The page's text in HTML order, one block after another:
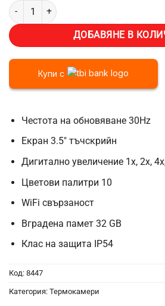
количество за Термокамера VEVOR
ДОБАВЯНЕ В
Купи с
Честота на обновяване 30Hz
Екран 3.5″ тъчскрийн
Дигитално увеличение 1x, 2x,
Цветови палитри 10
WiFi свързаност
Вградена памет 32 GB
Клас на защита IP54
Код: 8447
Категория: Термокамери